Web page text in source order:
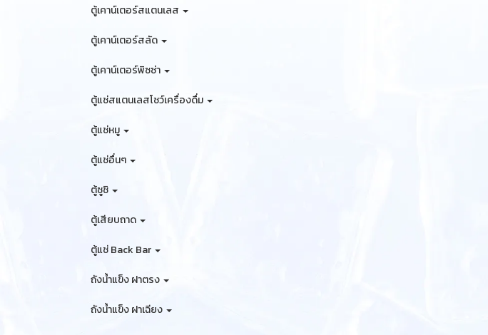
ตู้เคาน์เตอร์สแตนเลส
ตู้เคาน์เตอร์สลัด
ตู้เคาน์เตอร์พิซซ่า
ตู้แช่สแตนเลสโชว์เครื่องดื่ม
ตู้แช่หมู
ตู้แช่อื่นๆ
ตู้ซูชิ
ตู้เสียบถาด
ตู้แช่ Back Bar
ถังน้ำแข็ง ฝาตรง
ถังน้ำแข็ง ฝาเฉียง